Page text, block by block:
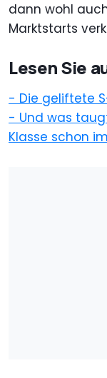
dann wohl
Marktstarts
Lesen Sie
- Die geliftete
- Und was
Klasse schon